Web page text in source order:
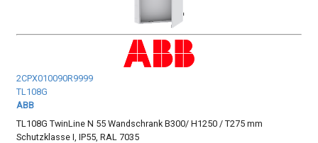
2CPX010090R9999
TL108G
ABB
TL108G TwinLine N 55 Wandschrank B300/ H1250 / T275 mm
Schutzklasse I, IP55, RAL 7035